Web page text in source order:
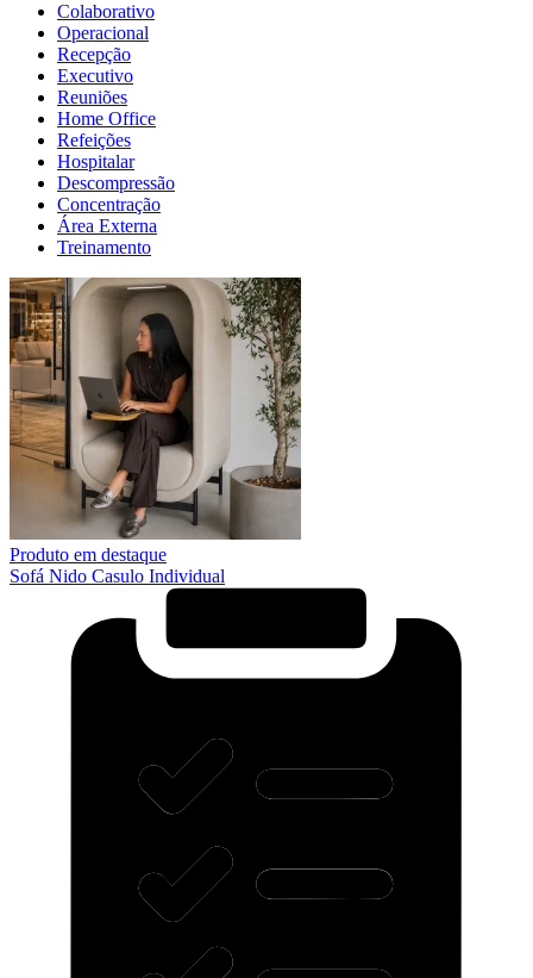
Colaborativo
Operacional
Recepção
Executivo
Reuniões
Home Office
Refeições
Hospitalar
Descompressão
Concentração
Área Externa
Treinamento
Produto em destaque
Sofá Nido Casulo Individual